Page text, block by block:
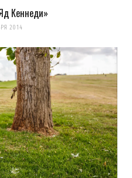
Кеннеди»
2014